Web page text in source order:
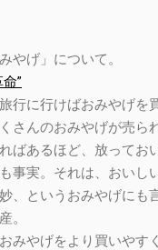
やげ」について。
”
行に行けばおみやげを
さんのおみやげが売ら
ばあるほど、放ってお
事実。それは、おい
、というおみやげにも
。
みやげをより買いやす